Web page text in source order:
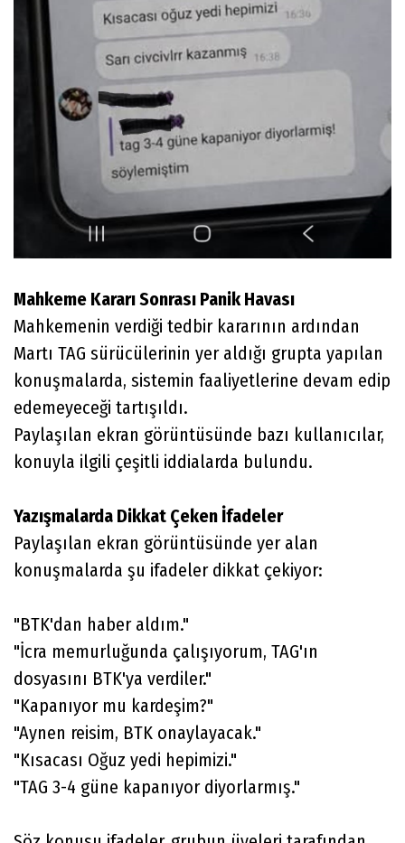
Mahkeme Kararı Sonrası Panik Havası
Mahkemenin verdiği tedbir kararının ardından
Martı TAG sürücülerinin yer aldığı grupta yapılan
konuşmalarda, sistemin faaliyetlerine devam edip
edemeyeceği tartışıldı.
Paylaşılan ekran görüntüsünde bazı kullanıcılar,
konuyla ilgili çeşitli iddialarda bulundu.
Yazışmalarda Dikkat Çeken İfadeler
Paylaşılan ekran görüntüsünde yer alan
konuşmalarda şu ifadeler dikkat çekiyor:
"BTK'dan haber aldım."
"İcra memurluğunda çalışıyorum, TAG'ın
dosyasını BTK'ya verdiler."
"Kapanıyor mu kardeşim?"
"Aynen reisim, BTK onaylayacak."
"Kısacası Oğuz yedi hepimizi."
"TAG 3-4 güne kapanıyor diyorlarmış."